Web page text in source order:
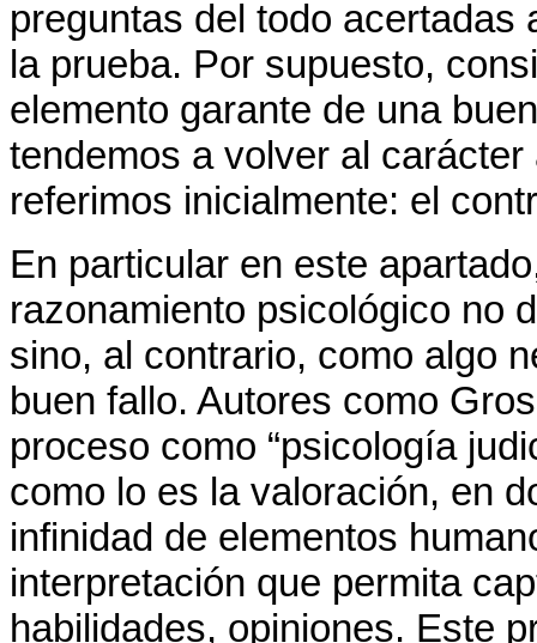
preguntas del todo acertadas
la prueba. Por supuesto,
elemento garante de una
tendemos a volver al
referimos inicialmente: el
En particular en este
razonamiento psicológico no
sino, al contrario, como algo
buen fallo. Autores como
proceso como “psicología
como lo es la valoración, en
infinidad de elementos
interpretación que permita
habilidades, opiniones. Este